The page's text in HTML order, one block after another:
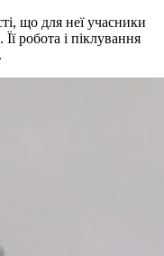
що для неї учасники
робота і піклування